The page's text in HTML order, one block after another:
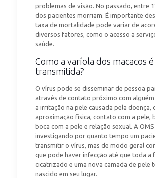
problemas de visão. No passado, entre
dos pacientes morriam. É importante
taxa de mortalidade pode variar de
diversos fatores, como o acesso a
saúde.
Como a varíola dos macacos é
transmitida?
O vírus pode se disseminar de pessoa
através de contato próximo com
a irritação na pele causada pela doença,
aproximação física, contato com a pele,
boca com a pele e relação sexual. A
investigando por quanto tempo um
transmitir o vírus, mas de modo geral
que pode haver infecção até que toda a
cicatrizado e uma nova camada de pele
nascido em seu lugar.